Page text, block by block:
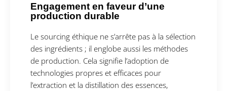
Engagement en faveur d’une
production durable
Le sourcing éthique ne s’arrête pas à la sélection
des ingrédients ; il englobe aussi les méthodes
de production. Cela signifie l’adoption de
technologies propres et efficaces pour
l’extraction et la distillation des essences,